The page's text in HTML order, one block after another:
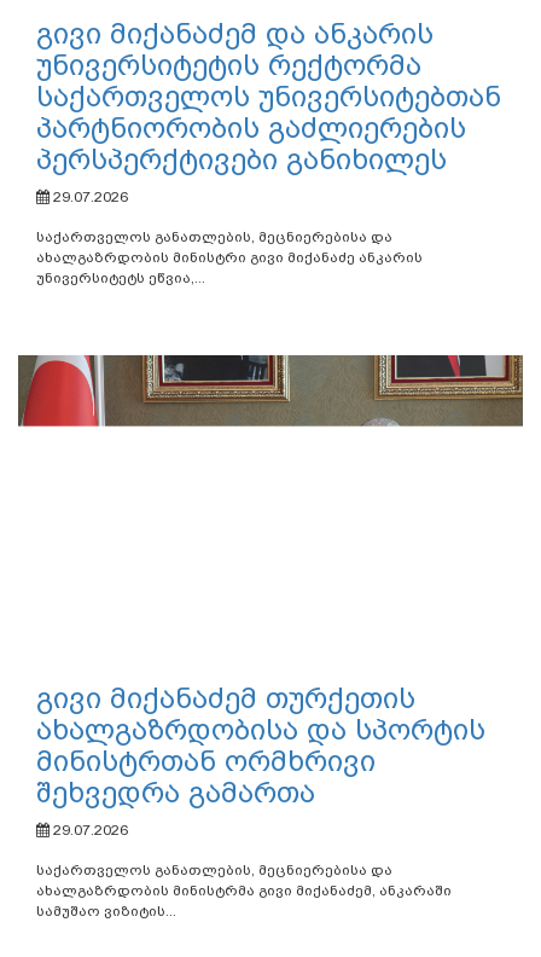
გივი მიქანაძემ და ანკარის
უნივერსიტეტის რექტორმა
საქართველოს უნივერსიტებთან
პარტნიორობის გაძლიერების
პერსპერქტივები განიხილეს
29.07.2026
საქართველოს განათლების, მეცნიერებისა და
ახალგაზრდობის მინისტრი გივი მიქანაძე ანკარის
უნივერსიტეტს ეწვია,...
გივი მიქანაძემ თურქეთის
ახალგაზრდობისა და სპორტის
მინისტრთან ორმხრივი
შეხვედრა გამართა
29.07.2026
საქართველოს განათლების, მეცნიერებისა და
ახალგაზრდობის მინისტრმა გივი მიქანაძემ, ანკარაში
სამუშაო ვიზიტის...